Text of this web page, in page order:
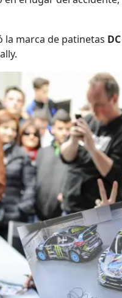
la marca de patinetas